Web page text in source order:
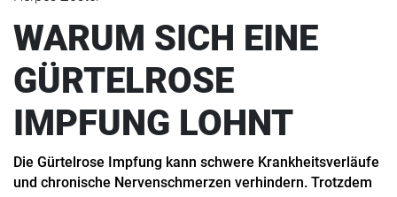
WARUM SICH EINE
GÜRTELROSE
IMPFUNG LOHNT
Die Gürtelrose Impfung kann schwere Krankheitsverläufe
und chronische Nervenschmerzen verhindern. Trotzdem